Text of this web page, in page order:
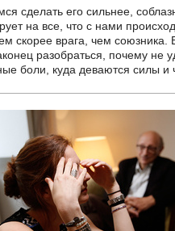
сделать его сильнее,
на все, что с нами
скорее врага, чем
разобраться, почему не
боли, куда деваются силы и